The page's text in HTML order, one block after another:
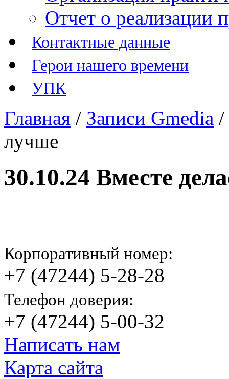
Отчет о реализации
Контактные данные
Герои нашего времени
УПК
Главная / Записи Gmedia /
лучше
30.10.24 Вместе
Корпоративный номер:
+7 (47244) 5-28-28
Телефон доверия:
+7 (47244) 5-00-32
Написать нам
Карта сайта